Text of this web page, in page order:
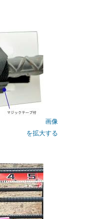
画像
を拡大する